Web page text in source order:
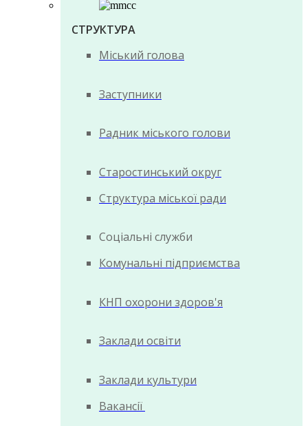
СТРУКТУРА
Міський голова
Заступники
Радник міського голови
Старостинський округ
Структура міської ради
Соціальні служби
Комунальні підприємства
КНП охорони здоров'я
Заклади освіти
Заклади культури
Вакансії